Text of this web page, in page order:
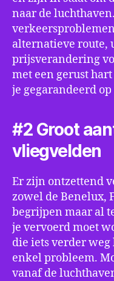
naar de
alternatieve route,
prijsverandering
met een gerust
je gegarandeerd
#2 Groot
vliegvelden
Er zijn ontzettend
zowel de Benelux,
begrijpen maar al
je vervoerd moet
die iets verder weg
enkel probleem.
vanaf de